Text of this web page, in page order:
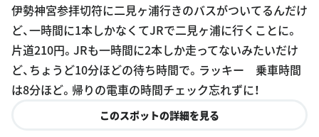
伊勢神宮参拝切符に二見ヶ浦行きのバスがついてるんだけ
ど、一時間に1本しかなくてJRで二見ヶ浦に行くことに。
片道210円。JRも一時間に2本しか走ってないみたいだけ
ど、ちょうど10分ほどの待ち時間で。ラッキー 乗車時間
は8分ほど。帰りの電車の時間チェック忘れずに！
このスポットの詳細を見る